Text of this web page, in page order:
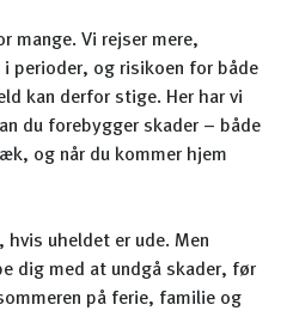
mange. Vi rejser mere,
perioder, og risikoen for både
kan derfor stige. Her har vi
du forebygger skader – både
og når du kommer hjem
uheldet er ude. Men
dig med at undgå skader, før
på ferie, familie og